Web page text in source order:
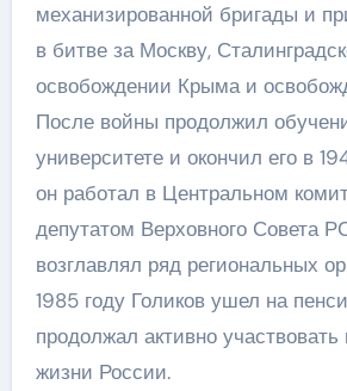
механизированной бригады и
в битве за Москву,
освобождении Крыма и
После войны продолжил
университете и окончил его в
он работал в Центральном
депутатом Верховного Совета
возглавлял ряд региональных
1985 году Голиков ушел на
продолжал активно участвовать
жизни России.